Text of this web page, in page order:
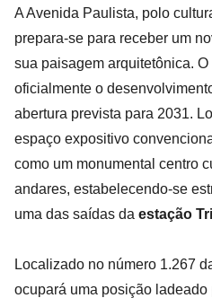
A Avenida Paulista, polo
prepara-se para receber um
sua paisagem arquitetônica. O
oficialmente o
abertura prevista para 2031.
espaço expositivo
como um monumental centro
andares, estabelecendo-se
uma das saídas da estação
Localizado no número 1.267
ocupará uma posição ladeado